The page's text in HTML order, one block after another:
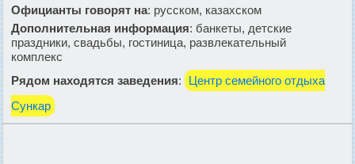
Официанты говорят на: русском, казахском
Дополнительная информация: банкеты, детские
праздники, свадьбы, гостиница, развлекательный
комплекс
Рядом находятся заведения:
Центр семейного отдыха
Сункар